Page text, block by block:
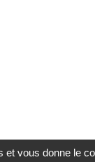
et vous donne le